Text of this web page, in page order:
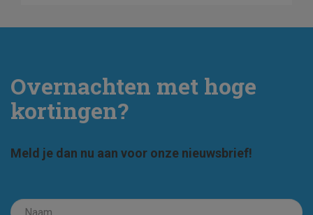
Overnachten met hoge
kortingen?
Meld je dan nu aan voor onze nieuwsbrief!